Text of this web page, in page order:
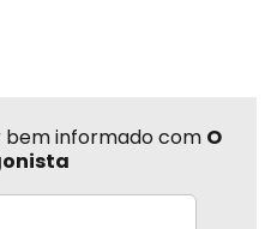
bem informado com O